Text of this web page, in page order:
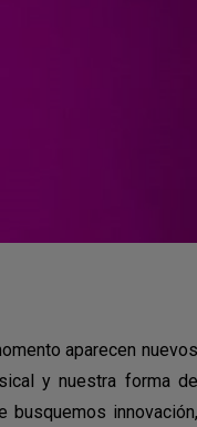
aparecen nuevos
y nuestra forma de
busquemos innovación,